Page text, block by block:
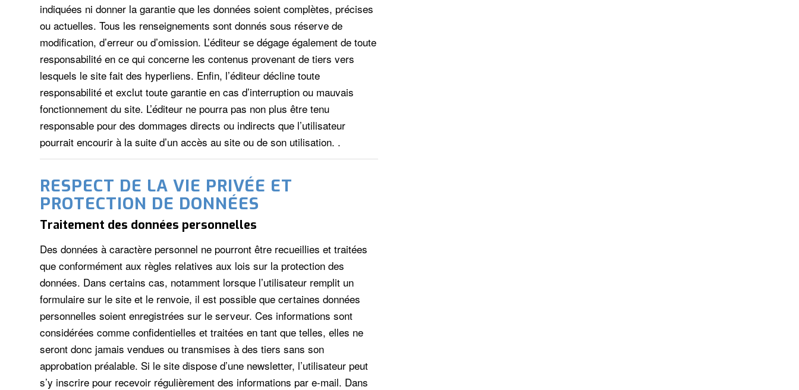
indiquées ni donner la garantie que les données soient complètes, précises
ou actuelles. Tous les renseignements sont donnés sous réserve de
modification, d’erreur ou d’omission. L’éditeur se dégage également de toute
responsabilité en ce qui concerne les contenus provenant de tiers vers
lesquels le site fait des hyperliens. Enfin, l’éditeur décline toute
responsabilité et exclut toute garantie en cas d’interruption ou mauvais
fonctionnement du site. L’éditeur ne pourra pas non plus être tenu
responsable pour des dommages directs ou indirects que l’utilisateur
pourrait encourir à la suite d’un accès au site ou de son utilisation. .
RESPECT DE LA VIE PRIVÉE ET
PROTECTION DE DONNÉES
Traitement des données personnelles
Des données à caractère personnel ne pourront être recueillies et traitées
que conformément aux règles relatives aux lois sur la protection des
données. Dans certains cas, notamment lorsque l’utilisateur remplit un
formulaire sur le site et le renvoie, il est possible que certaines données
personnelles soient enregistrées sur le serveur. Ces informations sont
considérées comme confidentielles et traitées en tant que telles, elles ne
seront donc jamais vendues ou transmises à des tiers sans son
approbation préalable. Si le site dispose d’une newsletter, l’utilisateur peut
s’y inscrire pour recevoir régulièrement des informations par e-mail. Dans